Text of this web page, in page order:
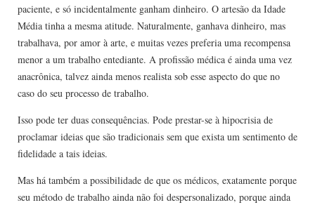
paciente, e só incidentalmente ganham dinheiro. O artesão da Idade
Média tinha a mesma atitude. Naturalmente, ganhava dinheiro, mas
trabalhava, por amor à arte, e muitas vezes preferia uma recompensa
menor a um trabalho entediante. A profissão médica é ainda uma vez
anacrônica, talvez ainda menos realista sob esse aspecto do que no
caso do seu processo de trabalho.
Isso pode ter duas consequências. Pode prestar-se à hipocrisia de
proclamar ideias que são tradicionais sem que exista um sentimento de
fidelidade a tais ideias.
Mas há também a possibilidade de que os médicos, exatamente porque
seu método de trabalho ainda não foi despersonalizado, porque ainda